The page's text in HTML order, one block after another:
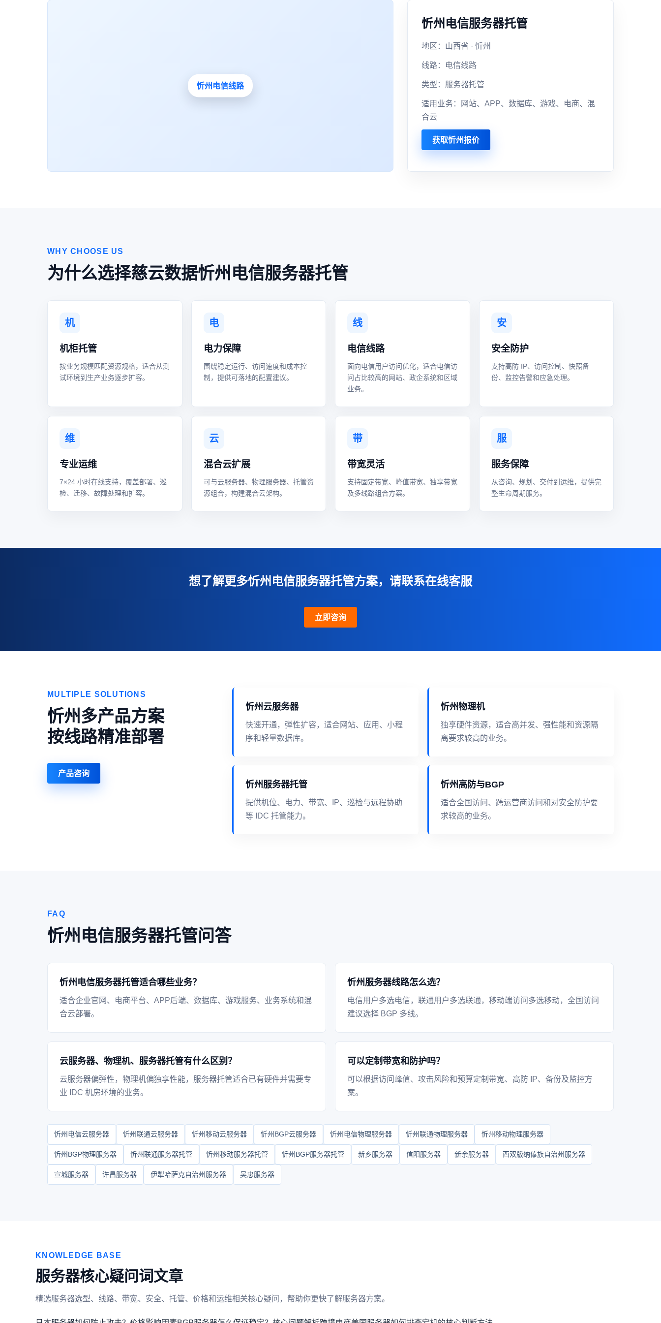
忻州电信服务器托管
地区：山西省 · 忻州
线路：电信线路
类型：服务器托管
适用业务：网站、APP、数据库、游戏、电商、混
合云
获取忻州报价
WHY CHOOSE US
为什么选择慈云数据忻州电信服务器托管
机
机柜托管
按业务规模匹配资源规格，适合从测
试环境到生产业务逐步扩容。
电
电力保障
围绕稳定运行、访问速度和成本控
制，提供可落地的配置建议。
线
电信线路
面向电信用户访问优化，适合电信访
问占比较高的网站、政企系统和区域
业务。
安
安全防护
支持高防 IP、访问控制、快照备
份、监控告警和应急处理。
维
专业运维
7×24 小时在线支持，覆盖部署、巡
检、迁移、故障处理和扩容。
云
混合云扩展
可与云服务器、物理服务器、托管资
源组合，构建混合云架构。
带
带宽灵活
支持固定带宽、峰值带宽、独享带宽
及多线路组合方案。
服
服务保障
从咨询、规划、交付到运维，提供完
整生命周期服务。
想了解更多忻州电信服务器托管方案，请联系在线客服
立即咨询
MULTIPLE SOLUTIONS
忻州多产品方案
按线路精准部署
产品咨询
忻州云服务器
快速开通，弹性扩容，适合网站、应用、小程
序和轻量数据库。
忻州物理机
独享硬件资源，适合高并发、强性能和资源隔
离要求较高的业务。
忻州服务器托管
提供机位、电力、带宽、IP、巡检与远程协助
等 IDC 托管能力。
忻州高防与BGP
适合全国访问、跨运营商访问和对安全防护要
求较高的业务。
FAQ
忻州电信服务器托管问答
忻州电信服务器托管适合哪些业务？
适合企业官网、电商平台、APP后端、数据库、游戏服务、业务系统和混
合云部署。
忻州服务器线路怎么选？
电信用户多选电信，联通用户多选联通，移动端访问多选移动，全国访问
建议选择 BGP 多线。
云服务器、物理机、服务器托管有什么区别？
云服务器偏弹性，物理机偏独享性能，服务器托管适合已有硬件并需要专
业 IDC 机房环境的业务。
可以定制带宽和防护吗？
可以根据访问峰值、攻击风险和预算定制带宽、高防 IP、备份及监控方
案。
忻州电信云服务器 忻州联通云服务器 忻州移动云服务器 忻州BGP云服务器 忻州电信物理服务器 忻州联通物理服务器 忻州移动物理服务器
忻州BGP物理服务器 忻州联通服务器托管 忻州移动服务器托管 忻州BGP服务器托管 新乡服务器 信阳服务器 新余服务器 西双版纳傣族自治州服务器
宣城服务器 许昌服务器 伊犁哈萨克自治州服务器 吴忠服务器
KNOWLEDGE BASE
服务器核心疑问词文章
精选服务器选型、线路、带宽、安全、托管、价格和运维相关核心疑问，帮助你更快了解服务器方案。